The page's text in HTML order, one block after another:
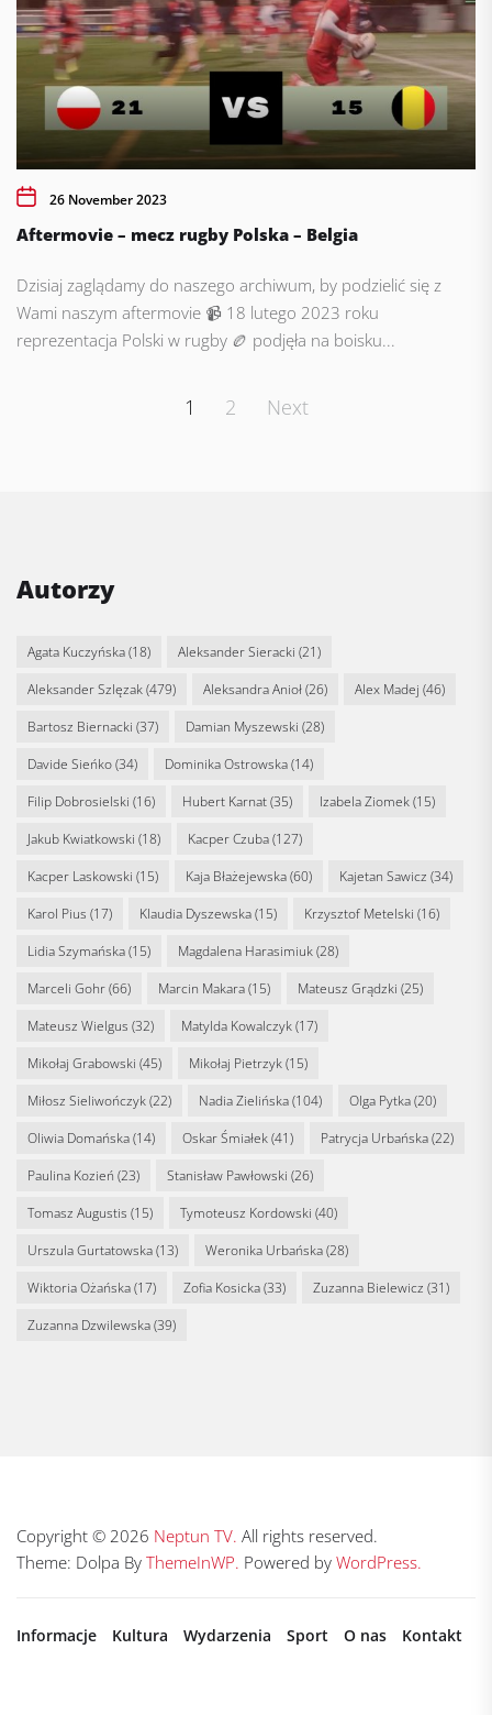
26 November 2023
Aftermovie – mecz rugby Polska – Belgia
Dzisiaj zaglądamy do naszego archiwum, by podzielić się z
Wami naszym aftermovie 📹 18 lutego 2023 roku
reprezentacja Polski w rugby 🏉 podjęła na boisku...
1 2 Next
Autorzy
Agata Kuczyńska(18) Aleksander Sieracki (21)
Aleksander Szlęzak(479) Aleksandra Anioł(26) Alex Madej (46)
Bartosz Biernacki (37) Damian Myszewski (28)
Davide Sieńko(34) Dominika Ostrowska(14)
Filip Dobrosielski (16) Hubert Karnat(35) Izabela Ziomek(15)
Jakub Kwiatkowski (18) Kacper Czuba(127)
Kacper Laskowski (15) Kaja Błażejewska(60) Kajetan Sawicz (34)
Karol Pius (17) Klaudia Dyszewska(15) Krzysztof Metelski (16)
Lidia Szymańska(15) Magdalena Harasimiuk(28)
Marceli Gohr(66) Marcin Makara(15) Mateusz Grądzki (25)
Mateusz Wielgus (32) Matylda Kowalczyk(17)
Mikołaj Grabowski (45) Mikołaj Pietrzyk(15)
Miłosz Sieliwończyk(22) Nadia Zielińska(104) Olga Pytka(20)
Oliwia Domańska(14) Oskar Śmiałek(41) Patrycja Urbańska(22)
Paulina Kozień (23) Stanisław Pawłowski (26)
Tomasz Augustis (15) Tymoteusz Kordowski (40)
Urszula Gurtatowska(13) Weronika Urbańska(28)
Wiktoria Ożańska(17) Zofia Kosicka(33) Zuzanna Bielewicz (31)
Zuzanna Dzwilewska(39)
Copyright © 2026 Neptun TV. All rights reserved.
Theme: Dolpa By ThemeInWP. Powered by WordPress.
Informacje Kultura Wydarzenia Sport O nas Kontakt